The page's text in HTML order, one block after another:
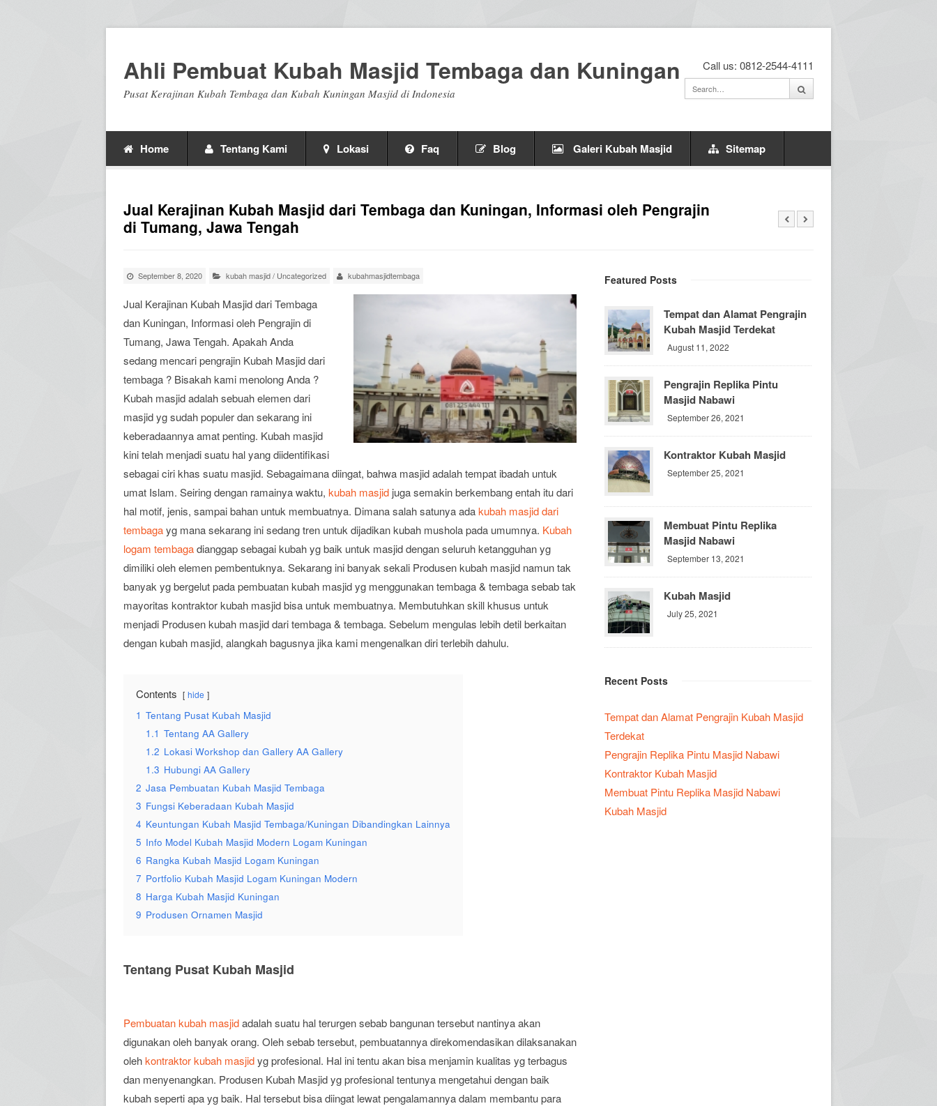
Ahli Pembuat Kubah Masjid Tembaga dan Kuningan
Pusat Kerajinan Kubah Tembaga dan Kubah Kuningan Masjid di Indonesia
Call us: 0812-2544-4111
Home Tentang Kami Lokasi Faq Blog Galeri Kubah Masjid Sitemap
Jual Kerajinan Kubah Masjid dari Tembaga dan Kuningan, Informasi oleh Pengrajin
di Tumang, Jawa Tengah
September 8, 2020 kubah masjid/ Uncategorized kubahmasjidtembaga
Jual Kerajinan Kubah Masjid dari Tembaga
dan Kuningan, Informasi oleh Pengrajin di
Tumang, Jawa Tengah. Apakah Anda
sedang mencari pengrajin Kubah Masjid dari
tembaga ? Bisakah kami menolong Anda ?
Kubah masjid adalah sebuah elemen dari
masjid yg sudah populer dan sekarang ini
keberadaannya amat penting. Kubah masjid
kini telah menjadi suatu hal yang diidentifikasi
sebagai ciri khas suatu masjid. Sebagaimana diingat, bahwa masjid adalah tempat ibadah untuk
umat Islam. Seiring dengan ramainya waktu, kubah masjid juga semakin berkembang entah itu dari
hal motif, jenis, sampai bahan untuk membuatnya. Dimana salah satunya adakubah masjid dari
tembagayg mana sekarang ini sedang tren untuk dijadikan kubah mushola pada umumnya. Kubah
logam tembagadianggap sebagai kubah yg baik untuk masjid dengan seluruh ketangguhan yg
dimiliki oleh elemen pembentuknya. Sekarang ini banyak sekali Produsen kubah masjid namun tak
banyak yg bergelut pada pembuatan kubah masjid yg menggunakan tembaga & tembaga sebab tak
mayoritas kontraktor kubah masjid bisa untuk membuatnya. Membutuhkan skill khusus untuk
menjadi Produsen kubah masjid dari tembaga & tembaga. Sebelum mengulas lebih detil berkaitan
dengan kubah masjid, alangkah bagusnya jika kami mengenalkan diri terlebih dahulu.
Contents hide
1 Tentang Pusat Kubah Masjid
1.1 Tentang AA Gallery
1.2 Lokasi Workshop dan Gallery AA Gallery
1.3 Hubungi AA Gallery
2 Jasa Pembuatan Kubah Masjid Tembaga
3 Fungsi Keberadaan Kubah Masjid
4 Keuntungan Kubah Masjid Tembaga/Kuningan Dibandingkan Lainnya
5 Info Model Kubah Masjid Modern Logam Kuningan
6 Rangka Kubah Masjid Logam Kuningan
7 Portfolio Kubah Masjid Logam Kuningan Modern
8 Harga Kubah Masjid Kuningan
9 Produsen Ornamen Masjid
Tentang Pusat Kubah Masjid
Pembuatan kubah masjidadalah suatu hal terurgen sebab bangunan tersebut nantinya akan
digunakan oleh banyak orang. Oleh sebab tersebut, pembuatannya direkomendasikan dilaksanakan
olehkontraktor kubah masjidyg profesional. Hal ini tentu akan bisa menjamin kualitas yg terbagus
dan menyenangkan. Produsen Kubah Masjid yg profesional tentunya mengetahui dengan baik
kubah seperti apa yg baik. Hal tersebut bisa diingat lewat pengalamannya dalam membantu para
Featured Posts
Tempat dan Alamat Pengrajin
Kubah Masjid Terdekat
August 11, 2022
Pengrajin Replika Pintu
Masjid Nabawi
September 26, 2021
Kontraktor Kubah Masjid
September 25, 2021
Membuat Pintu Replika
Masjid Nabawi
September 13, 2021
Kubah Masjid
July 25, 2021
Recent Posts
Tempat dan Alamat Pengrajin Kubah Masjid
Terdekat
Pengrajin Replika Pintu Masjid Nabawi
Kontraktor Kubah Masjid
Membuat Pintu Replika Masjid Nabawi
Kubah Masjid